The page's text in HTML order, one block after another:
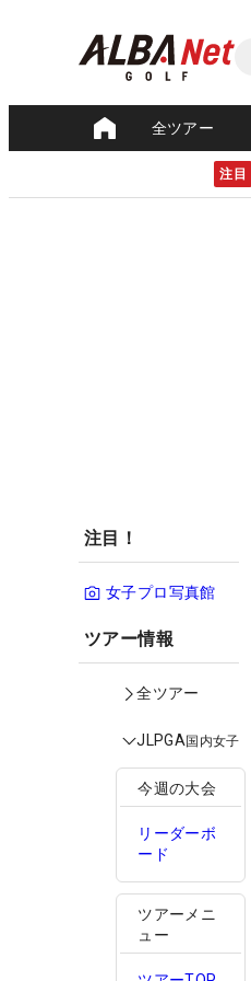
全ツアー
注目
注目！
女子プロ写真館
ツアー情報
全ツアー
JLPGA国内女子
今週の大会
リーダーボ
ード
ツアーメニ
ュー